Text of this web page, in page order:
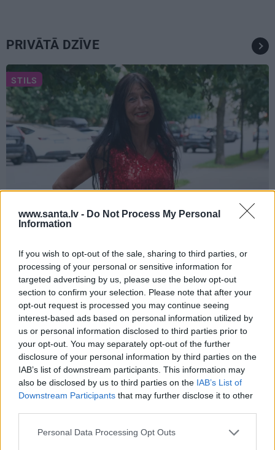
www.santa.lv - Do Not Process My Personal
Information
If you wish to opt-out of the sale, sharing to third parties, or
processing of your personal or sensitive information for
targeted advertising by us, please use the below opt-out
section to confirm your selection. Please note that after your
opt-out request is processed you may continue seeing
interest-based ads based on personal information utilized by
us or personal information disclosed to third parties prior to
your opt-out. You may separately opt-out of the further
disclosure of your personal information by third parties on the
IAB’s list of downstream participants. This information may
also be disclosed by us to third parties on the IAB’s List of
Downstream Participants that may further disclose it to other
Personal Data Processing Opt Outs
PRIVĀTĀ DZĪVE
STILS
Repšes bijusī sieva pucējas kā jauna
meitene un atklāj sava lieliskā auguma
VESELĪBA
jutusies vainīga sava slimā vīra priekšā